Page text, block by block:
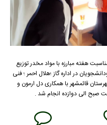
هفته مبارزه با مواد مخدر توزیع
در اداره گاز ؛هلال احمر ؛ فنی
قائمشهر با همکاری دل ارمون و
صبح الی دوازده انجام شد .